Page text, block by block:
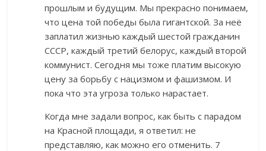
прошлым и будущим. Мы прекрасно понимаем,
что цена той победы была гигантской. За неё
заплатил жизнью каждый шестой гражданин
СССР, каждый третий белорус, каждый второй
коммунист. Сегодня мы тоже платим высокую
цену за борьбу с нацизмом и фашизмом. И
пока что эта угроза только нарастает.
Когда мне задали вопрос, как быть с парадом
на Красной площади, я ответил: не
представляю, как можно его отменить. 7